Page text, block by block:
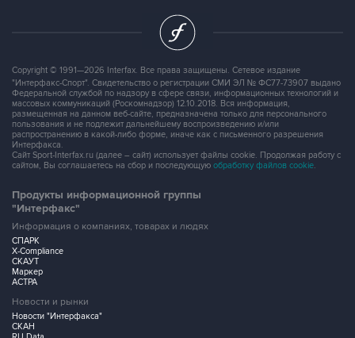
Copyright © 1991—2026 Interfax. Все права защищены. Сетевое издание
"Интерфакс-Спорт". Свидетельство о регистрации СМИ ЭЛ № ФС77-73907 выдано
Федеральной службой по надзору в сфере связи, информационных технологий и
массовых коммуникаций (Роскомнадзор) 12.10.2018. Вся информация,
размещенная на данном веб-сайте, предназначена только для персонального
пользования и не подлежит дальнейшему воспроизведению и/или
распространению в какой-либо форме, иначе как с письменного разрешения
Интерфакса.
Сайт Sport-Interfax.ru (далее – сайт) использует файлы cookie. Продолжая работу с
сайтом, Вы соглашаетесь на сбор и последующую обработку файлов cookie.
Продукты информационной группы
"Интерфакс"
Информация о компаниях, товарах и людях
СПАРК
X-Compliance
СКАУТ
Маркер
АСТРА
Новости и рынки
Новости "Интерфакса"
СКАН